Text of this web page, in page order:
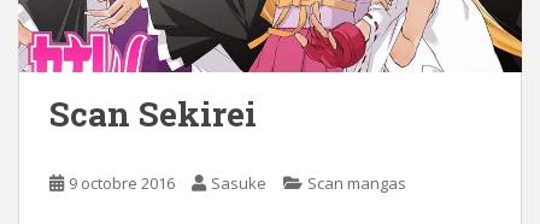
Scan Sekirei
9 octobre 2016 Sasuke Scan mangas